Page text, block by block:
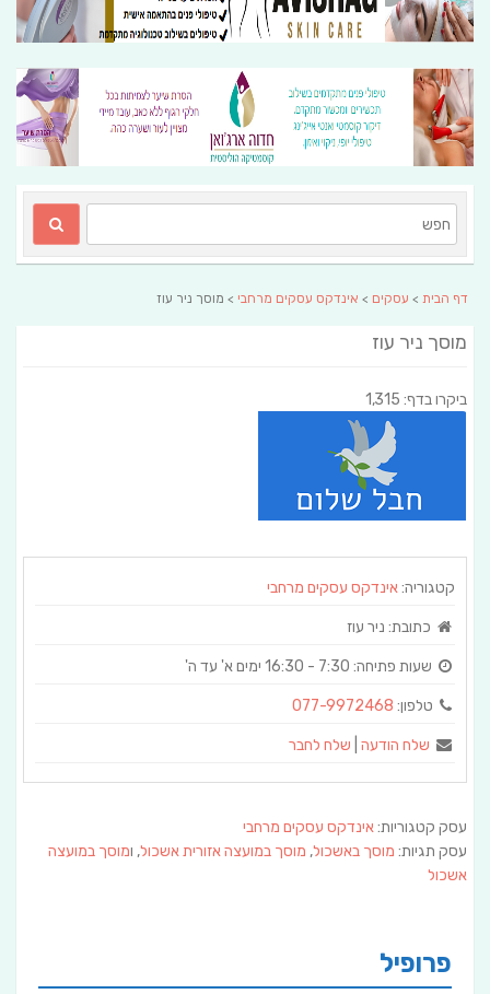
דף הבית > עסקים > אינדקס עסקים מרחבי > מוסך ניר עוז
מוסך ניר עוז
ביקרו בדף: 1,315
קטגוריה:אינדקס עסקים מרחבי
כתובת: ניר עוז
שעות פתיחה:
טלפון: 077-9972468
שלח הודעה שלח לחבר
עסק קטגוריות:אינדקס עסקים מרחבי
עסק תגיות: מוסך באשכול, מוסך במועצה אזורית אשכול, ומוסך במועצה
אשכול
פרופיל